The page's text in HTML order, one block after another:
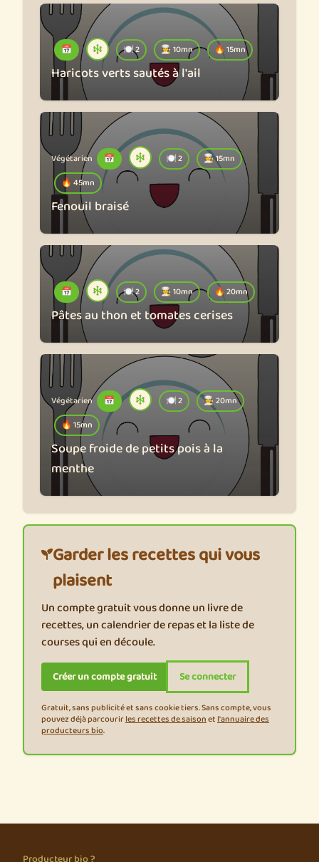
📅 🍽️ 2 🧑‍🍳 10mn 🔥 15mn
Haricots verts sautés à l'ail
Végétarien 📅 🍽️ 2
🧑‍🍳 15mn
🔥 45mn
Fenouil braisé
📅 🍽️ 2 🧑‍🍳 10mn 🔥 20mn
Pâtes au thon et tomates cerises
Végétarien 📅 🍽️ 2
🧑‍🍳 20mn
🔥 15mn
Soupe froide de petits pois à la
menthe
Garder les recettes qui vous
plaisent
Un compte gratuit vous donne un livre de
recettes, un calendrier de repas et la liste de
courses qui en découle.
Créer un compte gratuit Se connecter
Gratuit, sans publicité et sans cookie tiers. Sans compte, vous
pouvez déjà parcourirles recettes de saisonet l'annuaire des
producteurs bio.